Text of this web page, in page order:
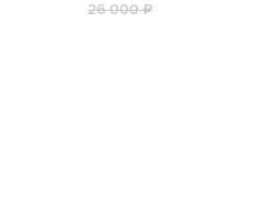
26 000 ₽